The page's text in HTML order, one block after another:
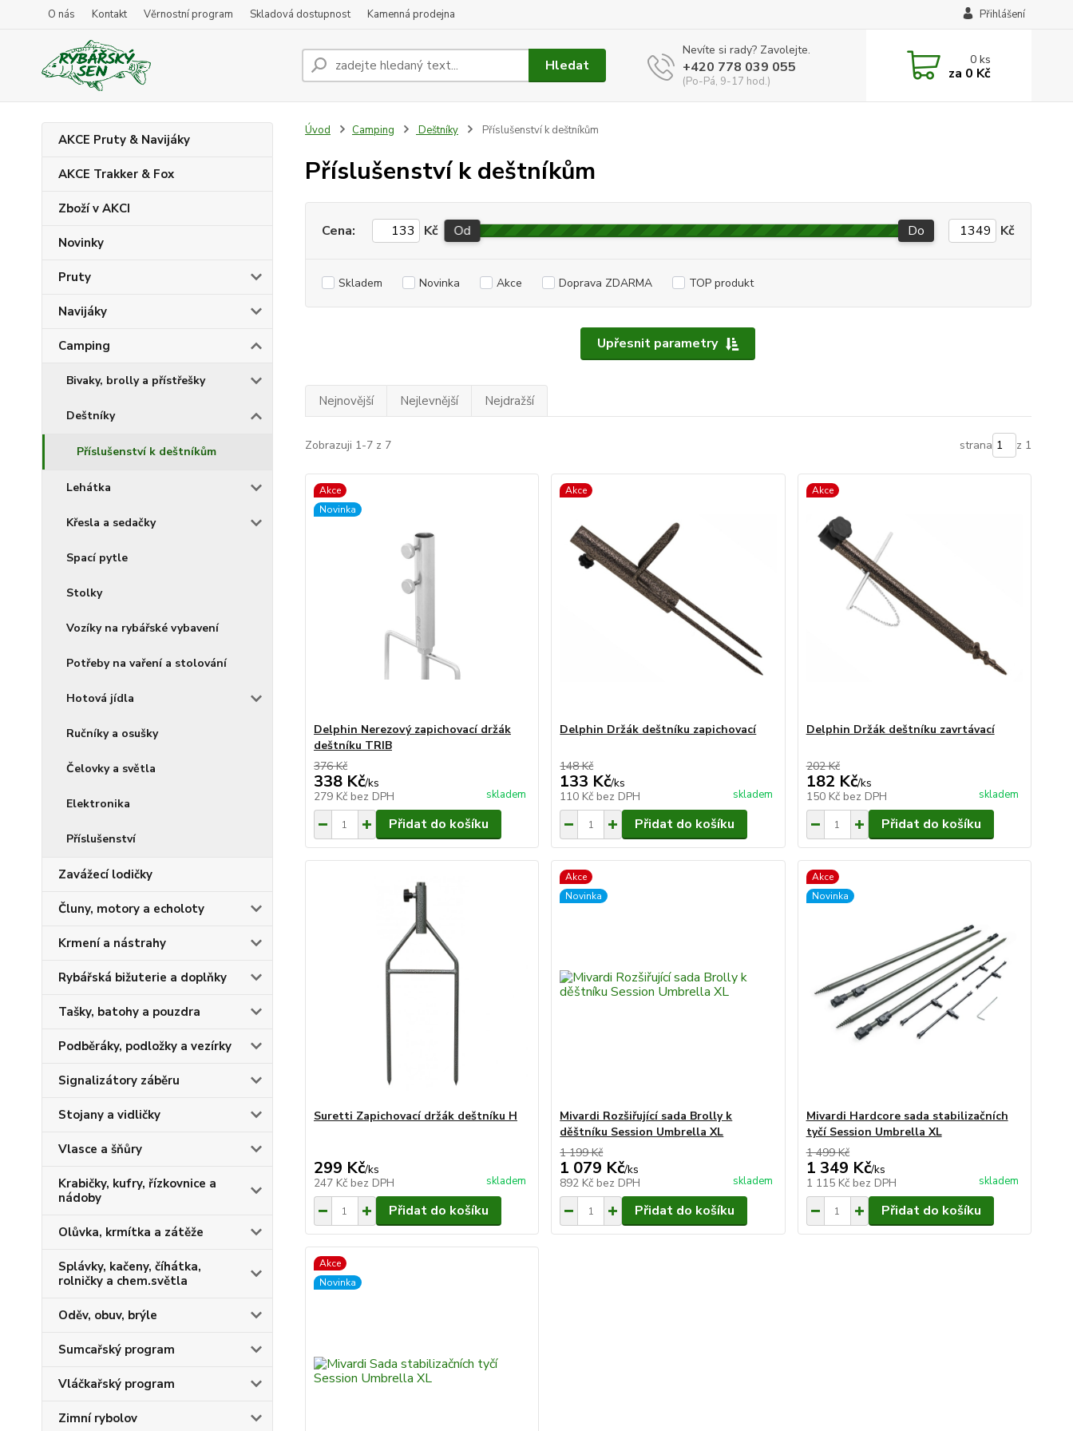
O nás Kontakt Věrnostní program Skladová dostupnost Kamenná prodejna Přihlášení
Hledat
Nevíte si rady? Zavolejte.
+420 778 039 055
(Po-Pá, 9-17 hod.)
0ks
za 0 Kč
AKCE Pruty & Navijáky
AKCE Trakker & Fox
Zboží v AKCI
Novinky
Pruty
Navijáky
Camping
Bivaky, brolly a přístřešky
Deštníky
Příslušenství k deštníkům
Lehátka
Křesla a sedačky
Spací pytle
Stolky
Vozíky na rybářské vybavení
Potřeby na vaření a stolování
Hotová jídla
Ručníky a osušky
Čelovky a světla
Elektronika
Příslušenství
Zavážecí lodičky
Čluny, motory a echoloty
Krmení a nástrahy
Rybářská bižuterie a doplňky
Tašky, batohy a pouzdra
Podběráky, podložky a vezírky
Signalizátory záběru
Stojany a vidličky
Vlasce a šňůry
Krabičky, kufry, řízkovnice a
nádoby
Olůvka, krmítka a zátěže
Splávky, kačeny, číhátka,
rolničky a chem.světla
Oděv, obuv, brýle
Sumcařský program
Vláčkařský program
Zimní rybolov
Úvod Camping Deštníky Příslušenství k deštníkům
Příslušenství k deštníkům
Upřesnit parametry
Cena: Kč Od Do Kč
Skladem Novinka Akce Doprava ZDARMA TOP produkt
Nejnovější Nejlevnější Nejdražší
Zobrazuji 1-7 z 7 strana z 1
Akce
Novinka
Delphin Nerezový zapichovací držák
deštníku TRIB
376 Kč
338 Kč/ks
279 Kč bez DPH skladem
Přidat do košíku
Akce
Delphin Držák deštníku zapichovací
148 Kč
133 Kč/ks
110 Kč bez DPH skladem
Přidat do košíku
Akce
Delphin Držák deštníku zavrtávací
202 Kč
182 Kč/ks
150 Kč bez DPH skladem
Přidat do košíku
Suretti Zapichovací držák deštníku H
299 Kč/ks
247 Kč bez DPH skladem
Přidat do košíku
Akce
Novinka
Mivardi Rozšiřující sada Brolly k
děštníku Session Umbrella XL
1 199 Kč
1 079 Kč/ks
892 Kč bez DPH skladem
Přidat do košíku
Akce
Novinka
Mivardi Hardcore sada stabilizačních
tyčí Session Umbrella XL
1 499 Kč
1 349 Kč/ks
1 115 Kč bez DPH skladem
Přidat do košíku
Akce
Novinka